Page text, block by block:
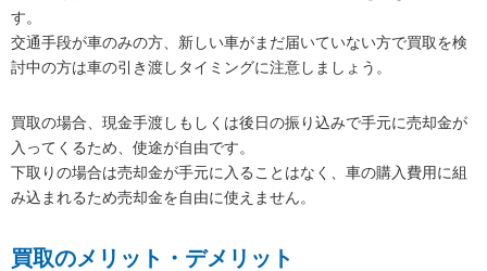
す。
交通手段が車のみの方、新しい車がまだ届いていない方で買取を検
討中の方は車の引き渡しタイミングに注意しましょう。
買取の場合、現金手渡しもしくは後日の振り込みで手元に売却金が
入ってくるため、使途が自由です。
下取りの場合は売却金が手元に入ることはなく、車の購入費用に組
み込まれるため売却金を自由に使えません。
買取のメリット・デメリット